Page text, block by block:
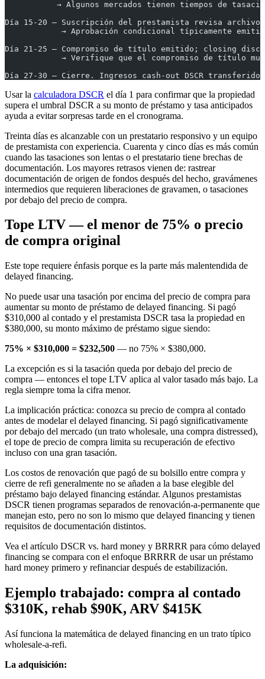
→ Algunos mercados tienen tiempos de
Día 15-20 — Suscripción del prestamista revisa archivo
→ Aprobación condicional típicamente
Día 21-25 — Compromiso de título emitido; closing
→ Verifique que el compromiso de título
Día 27-30 — Cierre. Ingresos cash-out DSCR
Usar la calculadora DSCR el día 1 para confirmar que la propiedad
supera el umbral DSCR a su monto de préstamo y tasa anticipados
ayuda a evitar sorpresas tarde en el cronograma.
Treinta días es alcanzable con un prestatario responsivo y un equipo
de prestamista con experiencia. Cuarenta y cinco días es más común
cuando las tasaciones son lentas o el prestatario tiene brechas de
documentación. Los mayores retrasos vienen de: rastrear
documentación de origen de fondos después del hecho, gravámenes
intermedios que requieren liberaciones de gravamen, o tasaciones
por debajo del precio de compra.
Tope LTV — el menor de 75% o precio
de compra original
Este tope requiere énfasis porque es la parte más malentendida de
delayed financing.
No puede usar una tasación por encima del precio de compra para
aumentar su monto de préstamo de delayed financing. Si pagó
$310,000 al contado y el prestamista DSCR tasa la propiedad en
$380,000, su monto máximo de préstamo sigue siendo:
75% × $310,000 = $232,500 — no 75% × $380,000.
La excepción es si la tasación queda por debajo del precio de
compra — entonces el tope LTV aplica al valor tasado más bajo. La
regla siempre toma la cifra menor.
La implicación práctica: conozca su precio de compra al contado
antes de modelar el delayed financing. Si pagó significativamente
por debajo del mercado (un trato wholesale, una compra distressed),
el tope de precio de compra limita su recuperación de efectivo
incluso con una gran tasación.
Los costos de renovación que pagó de su bolsillo entre compra y
cierre de refi generalmente no se añaden a la base elegible del
préstamo bajo delayed financing estándar. Algunos prestamistas
DSCR tienen programas separados de renovación-a-permanente que
manejan esto, pero no son lo mismo que delayed financing y tienen
requisitos de documentación distintos.
Vea el artículo DSCR vs. hard money y BRRRR para cómo delayed
financing se compara con el enfoque BRRRR de usar un préstamo
hard money primero y refinanciar después de estabilización.
Ejemplo trabajado: compra al contado
$310K, rehab $90K, ARV $415K
Así funciona la matemática de delayed financing en un trato típico
wholesale-a-refi.
La adquisición: